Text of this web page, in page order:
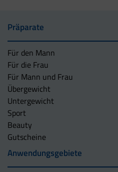
Präparate
Für den Mann
Für die Frau
Für Mann und Frau
Übergewicht
Untergewicht
Sport
Beauty
Gutscheine
Anwendungsgebiete